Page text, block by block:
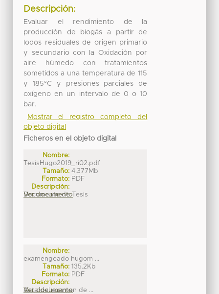
Descripción:
Evaluar el rendimiento de la
producción de biogás a partir de
lodos residuales de origen primario
y secundario con la Oxidación por
aire húmedo con tratamientos
sometidos a una temperatura de 115
y 185°C y presiones parciales de
oxígeno en un intervalo de 0 o 10
bar.
Mostrar el registro completo del
objeto digital
Ficheros en el objeto digital
Nombre:
TesisHugo2019_ri02.pdf
Tamaño: 4.377Mb
Formato: PDF
Descripción:
Documento de Tesis
Ver documento
Nombre:
examengeado hugom ...
Tamaño: 135.2Kb
Formato: PDF
Descripción:
Acta del examen de ...
Ver documento